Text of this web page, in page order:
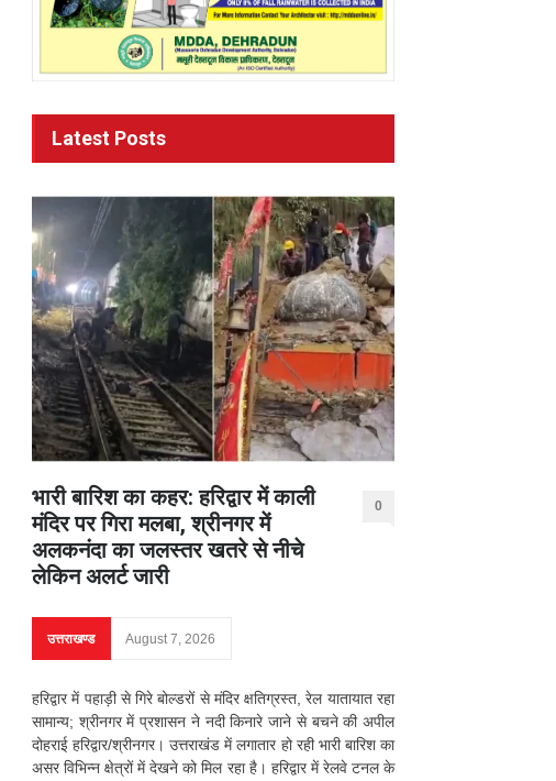
Latest Posts
भारी बारिश का कहर: हरिद्वार में काली
मंदिर पर गिरा मलबा, श्रीनगर में
अलकनंदा का जलस्तर खतरे से नीचे
लेकिन अलर्ट जारी
0
उत्तराखण्ड August 7, 2026
हरिद्वार में पहाड़ी से गिरे बोल्डरों से मंदिर क्षतिग्रस्त, रेल यातायात रहा
सामान्य; श्रीनगर में प्रशासन ने नदी किनारे जाने से बचने की अपील
दोहराई हरिद्वार/श्रीनगर। उत्तराखंड में लगातार हो रही भारी बारिश का
असर विभिन्न क्षेत्रों में देखने को मिल रहा है। हरिद्वार में रेलवे टनल के